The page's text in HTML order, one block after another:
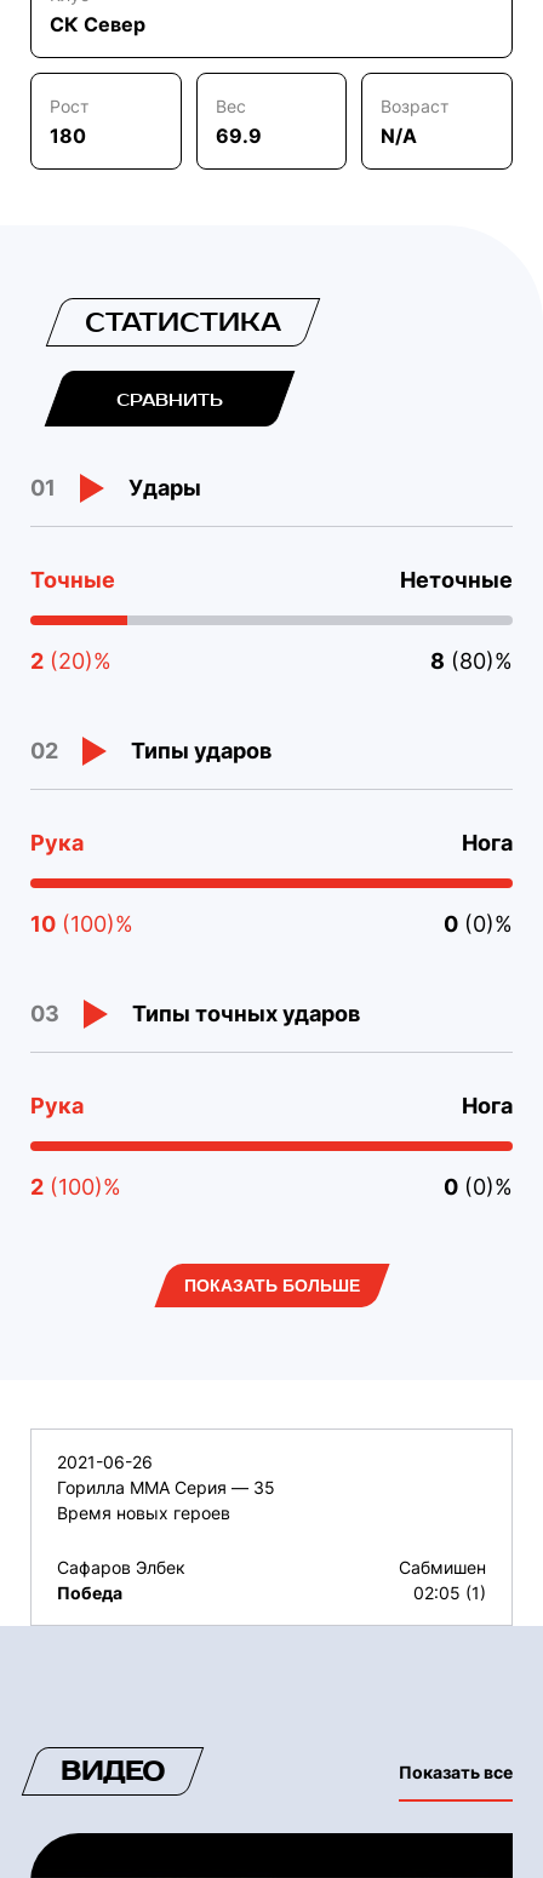
СК Север
Рост
180
Вес
69.9
Возраст
N/A
СТАТИСТИКА
СРАВНИТЬ
01 Удары
Точные Неточные
2 (20)% 8 (80)%
02 Типы ударов
Рука Нога
10 (100)% 0 (0)%
03 Типы точных ударов
Рука Нога
2 (100)% 0 (0)%
ПОКАЗАТЬ БОЛЬШЕ
2021-06-26
Горилла ММА Серия — 35
Время новых героев
Сафаров Элбек
Победа
Сабмишен
02:05 (1)
ВИДЕО Показать все